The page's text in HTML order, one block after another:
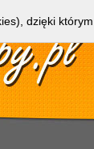
dzięki